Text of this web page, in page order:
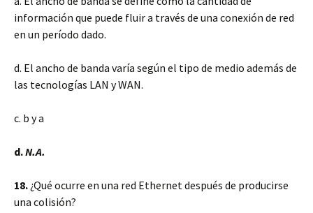
información que puede fluir a través de una conexión de red
en un período dado.
d. El ancho de banda varía según el tipo de medio además de
las tecnologías LAN y WAN.
c. b y a
d.N.A.
18. ¿Qué ocurre en una red Ethernet después de producirse
una colisión?